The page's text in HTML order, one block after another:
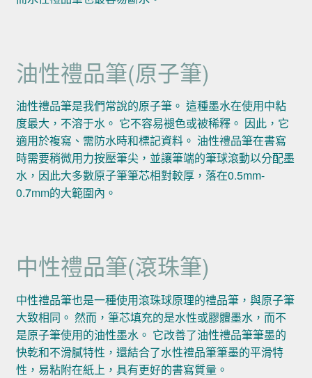
油性禮品筆(原子筆)
油性禮品筆是我們常說的原子筆。 這種墨水在使用中粘
度最大，不溶于水。 它不容易褪色或被稀釋。 因此，它
適用於複寫、需防水時和標記資料。 油性禮品筆在書寫
時需要稍微用力按壓筆尖，並讓筆端的筆球滾動以分配墨
水，因此大多數原子筆筆芯相對較厚，落在0.5mm-
0.7mm的大範圍內。
中性禮品筆(滾珠筆)
中性禮品筆也是一種使用滾珠球原理的禮品筆，與原子筆
大致相同。 然而，筆芯填充的是水性或膠體墨水，而不
是原子筆使用的油性墨水。 它改善了油性禮品筆筆墨的
快乾和不滑膩特性，還結合了水性禮品筆筆墨的平滑特
性，易粘附在紙上，具有更好的書寫質量。